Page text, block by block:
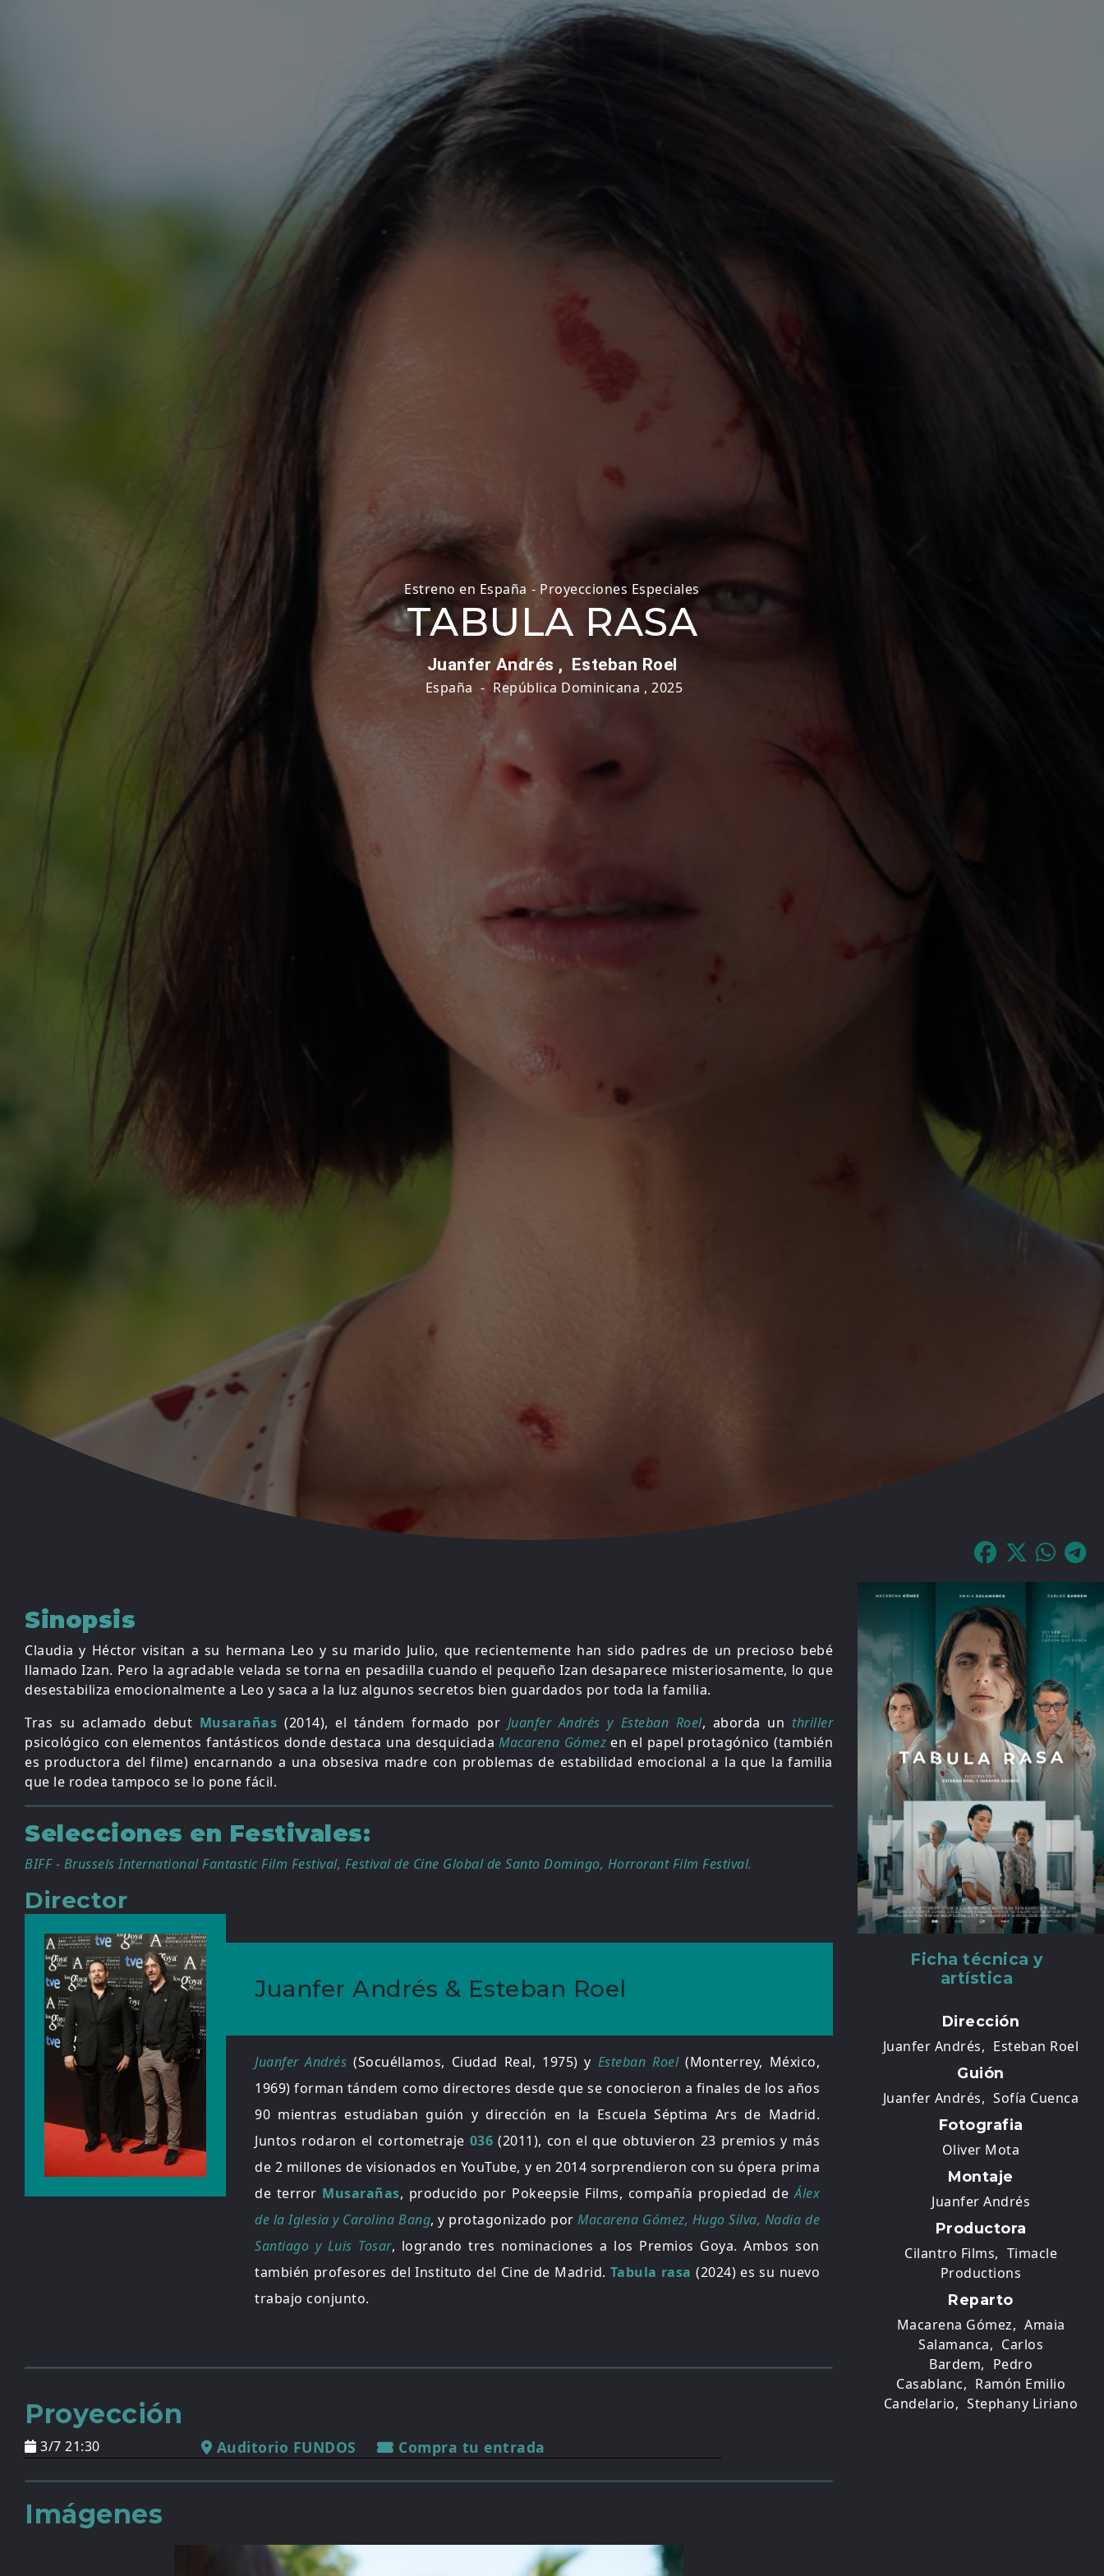
Estreno en España - Proyecciones Especiales
TABULA RASA
Juanfer Andrés , Esteban Roel
España - República Dominicana ,2025
Sinopsis
Claudia y Héctor visitan a su hermana Leo y su marido Julio, que recientemente han sido padres de un precioso bebé
llamado Izan. Pero la agradable velada se torna en pesadilla cuando el pequeño Izan desaparece misteriosamente, lo que
desestabiliza emocionalmente a Leo y saca a la luz algunos secretos bien guardados por toda la familia.
Tras su aclamado debut Musarañas (2014), el tándem formado por Juanfer Andrés y Esteban Roel, aborda un thriller
psicológico con elementos fantásticos donde destaca una desquiciadaMacarena Gómez en el papel protagónico (también
es productora del filme) encarnando a una obsesiva madre con problemas de estabilidad emocional a la que la familia
que le rodea tampoco se lo pone fácil.
Selecciones en Festivales:
BIFF - Brussels International Fantastic Film Festival, Festival de Cine Global de Santo Domingo, Horrorant Film Festival.
Director
Juanfer Andrés & Esteban Roel
Juanfer Andrés (Socuéllamos, Ciudad Real, 1975) y Esteban Roel(Monterrey, México,
1969) forman tándem como directores desde que se conocieron a finales de los años
90 mientras estudiaban guión y dirección en la Escuela Séptima Ars de Madrid.
Juntos rodaron el cortometraje 036 (2011), con el que obtuvieron 23 premios y más
de 2 millones de visionados en YouTube, y en 2014 sorprendieron con su ópera prima
de terror Musarañas, producido por Pokeepsie Films, compañía propiedad deÁlex
de la Iglesia y Carolina Bang, y protagonizado porMacarena Gómez, Hugo Silva, Nadia de
Santiago y Luis Tosar, logrando tres nominaciones a los Premios Goya. Ambos son
también profesores del Instituto del Cine de Madrid. Tabula rasa (2024) es su nuevo
trabajo conjunto.
Proyección
3/7 21:30 Auditorio FUNDOS Compra tu entrada
Imágenes
Ficha técnica y
artística
Dirección
Juanfer Andrés, Esteban Roel
Guión
Juanfer Andrés, Sofía Cuenca
Fotografia
Oliver Mota
Montaje
Juanfer Andrés
Productora
Cilantro Films, Timacle
Productions
Reparto
Macarena Gómez, Amaia
Salamanca, Carlos
Bardem, Pedro
Casablanc, Ramón Emilio
Candelario, Stephany Liriano